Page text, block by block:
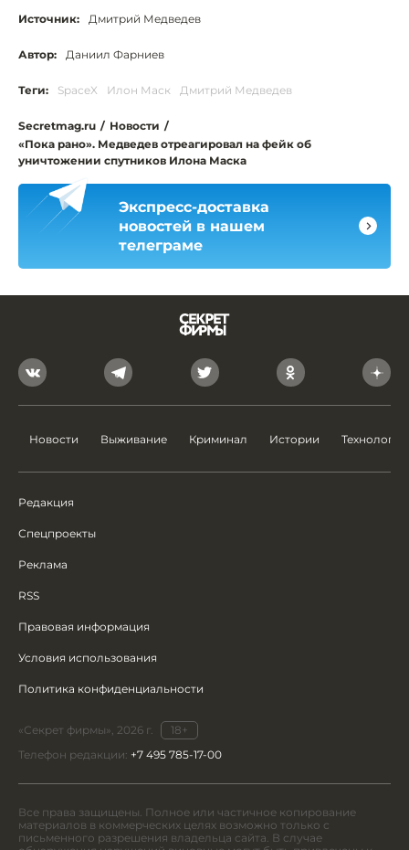
Источник: Дмитрий Медведев
Автор: Даниил Фарниев
Теги: SpaceX Илон Маск Дмитрий Медведев
Secretmag.ru / Новости /
«Пока рано». Медведев отреагировал на фейк об
уничтожении спутников Илона Маска
Экспресс-доставка
новостей в нашем
телеграме
Новости Выживание Криминал Истории Технологии
Редакция
Спецпроекты
Реклама
RSS
Правовая информация
Условия использования
Политика конфиденциальности
«Секрет фирмы», 2026 г.
18+
Телефон редакции: +7 495 785-17-00
Все права защищены. Полное или частичное копирование
материалов в коммерческих целях возможно только с
письменного разрешения владельца сайта. В случае